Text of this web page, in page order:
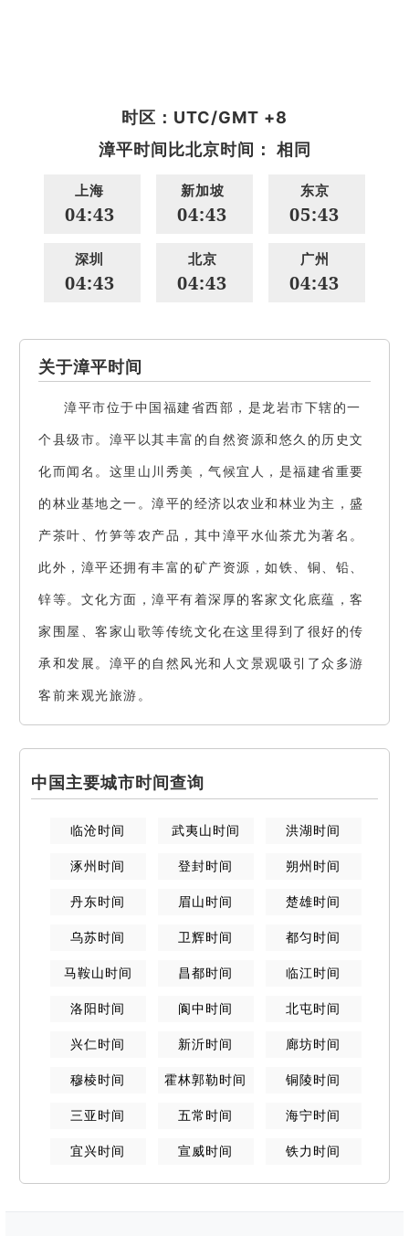
时区：UTC/GMT +8
漳平时间比北京时间： 相同
上海
04:43
新加坡
04:43
东京
05:43
深圳
04:43
北京
04:43
广州
04:43
关于漳平时间
漳平市位于中国福建省西部，是龙岩市下辖的一
个县级市。漳平以其丰富的自然资源和悠久的历史文
化而闻名。这里山川秀美，气候宜人，是福建省重要
的林业基地之一。漳平的经济以农业和林业为主，盛
产茶叶、竹笋等农产品，其中漳平水仙茶尤为著名。
此外，漳平还拥有丰富的矿产资源，如铁、铜、铅、
锌等。文化方面，漳平有着深厚的客家文化底蕴，客
家围屋、客家山歌等传统文化在这里得到了很好的传
承和发展。漳平的自然风光和人文景观吸引了众多游
客前来观光旅游。
中国主要城市时间查询
临沧时间 武夷山时间 洪湖时间
涿州时间 登封时间 朔州时间
丹东时间 眉山时间 楚雄时间
乌苏时间 卫辉时间 都匀时间
马鞍山时间 昌都时间 临江时间
洛阳时间 阆中时间 北屯时间
兴仁时间 新沂时间 廊坊时间
穆棱时间 霍林郭勒时间 铜陵时间
三亚时间 五常 时间 海宁时间
宜兴时间 宣威时间 铁力 时间